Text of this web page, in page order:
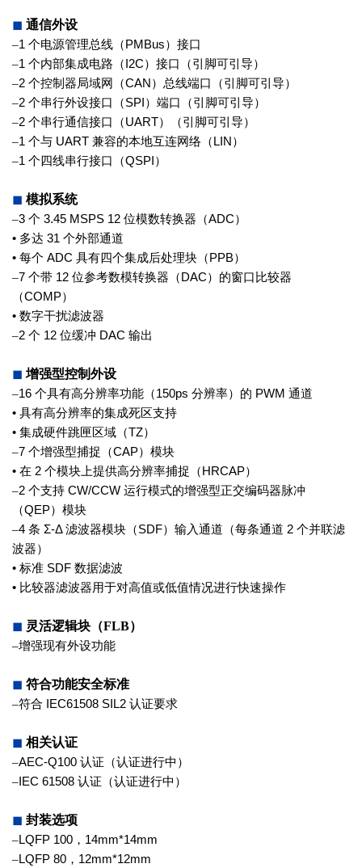
◼ 通信外设
–1 个电源管理总线（ PMBus）接口
–1 个内部集成电路（ I2C）接口（引脚可引导）
–2 个控制器局域网（CAN ）总线端口（引 脚可引导）
–2 个串行外设接口（SPI ）端口（引脚可引导）
–2 个串行通信接口（UART）（引脚可引 导）
–1 个与 UART 兼容的本地互连网络（ LIN ）
–1 个四线串行接口（QSPI ）
◼ 模拟系统
–3 个 3.45 MSPS 12 位模数转换器 （ADC）
• 多达 31 个外部通道
• 每个 ADC 具有四个集成后处理块 （ PPB）
–7 个带 12 位参考数模转换器（ DAC）的窗口比较器
（COMP）
• 数字干扰滤波器
–2 个 12 位缓冲 DAC 输出
◼ 增强型控制外设
–16 个具有高分辨率功能（150ps 分辨率） 的 PWM 通道
• 具有高分辨率的集成死区支持
• 集成硬件跳匣区域（TZ）
–7 个增强型捕捉（CAP）模块
• 在 2 个模块上提供高分辨率捕捉 （ HRCAP）
–2 个支持 CW/CCW 运行模式的增强型正交编码器脉冲
（QEP）模块
–4 条 Σ-Δ滤波器模块（SDF）输入通道 （每条通道 2 个并联滤
波器）
• 标准 SDF 数据滤波
• 比较器滤波器用于对高值或低值情况进行快速操作
◼ 灵活逻辑块（FLB）
–增强现有外设功能
◼ 符合功能安全标准
–符合 IEC61508 SIL2 认证要求
◼ 相关认证
–AEC-Q100 认证（认证进行中）
– IEC 61508 认证（认证进行中）
◼ 封装选项
–LQFP 100 ， 14mm*14mm
–LQFP 80 ， 12mm*12mm